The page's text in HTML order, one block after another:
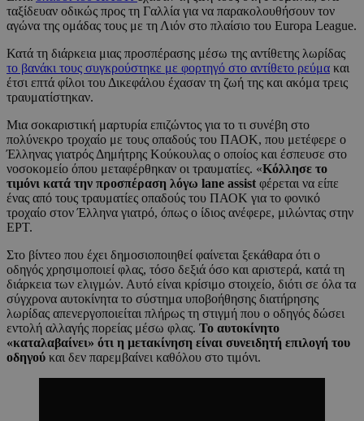
ταξίδευαν οδικώς προς τη Γαλλία για να παρακολουθήσουν τον
αγώνα της ομάδας τους με τη Λιόν στο πλαίσιο του Europa League.
Κατά τη διάρκεια μιας προσπέρασης μέσω της αντίθετης λωρίδας
το βανάκι τους συγκρούστηκε με φορτηγό στο αντίθετο ρεύμα και
έτσι επτά φίλοι του Δικεφάλου έχασαν τη ζωή της και ακόμα τρεις
τραυματίστηκαν.
Μια σοκαριστική μαρτυρία επιζώντος για το τι συνέβη στο
πολύνεκρο τροχαίο με τους οπαδούς του ΠΑΟΚ, που μετέφερε ο
Έλληνας γιατρός Δημήτρης Κούκουλας ο οποίος και έσπευσε στο
νοσοκομείο όπου μεταφέρθηκαν οι τραυματίες. «Κόλλησε το
τιμόνι κατά την προσπέραση λόγω lane assist φέρεται να είπε
ένας από τους τραυματίες οπαδούς του ΠΑΟΚ για το φονικό
τροχαίο στον Έλληνα γιατρό, όπως ο ίδιος ανέφερε, μιλώντας στην
ΕΡΤ.
Στο βίντεο που έχει δημοσιοποιηθεί φαίνεται ξεκάθαρα ότι ο
οδηγός χρησιμοποιεί φλας, τόσο δεξιά όσο και αριστερά, κατά τη
διάρκεια των ελιγμών. Αυτό είναι κρίσιμο στοιχείο, διότι σε όλα τα
σύγχρονα αυτοκίνητα το σύστημα υποβοήθησης διατήρησης
λωρίδας απενεργοποιείται πλήρως τη στιγμή που ο οδηγός δώσει
εντολή αλλαγής πορείας μέσω φλας. Το αυτοκίνητο
«καταλαβαίνει» ότι η μετακίνηση είναι συνειδητή επιλογή του
οδηγού και δεν παρεμβαίνει καθόλου στο τιμόνι.